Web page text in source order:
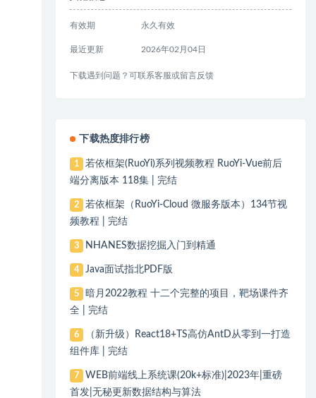
有效期 永久有效
最近更新 2026年02月04日
下载遇到问题？可联系客服或留言反馈
下载热度排行榜
1
若依框架(RuoYi)系列视频教程 RuoYi-Vue前后
端分离版本 118集 | 完结
2
若依框架（RuoYi-Cloud 微服务版本）134节视
频教程 | 完结
3 NHANES数据挖掘入门到精通
4 Java面试指北PDF版
5
暗月2022教程 十二个完整的项目，靶场课件齐
全 | 完结
6
（新升级）React18+TS高仿AntD从零到一打造
组件库 | 完结
7
WEB前端线上系统课(20k+标准)|2023年|重磅
首发|无秘更新数据结构与算法